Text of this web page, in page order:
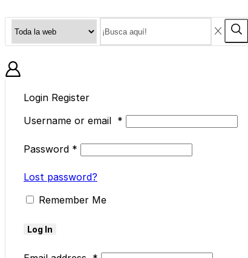
input
Login Register
Username or email *
Password *
Lost password?
Remember Me
Log In